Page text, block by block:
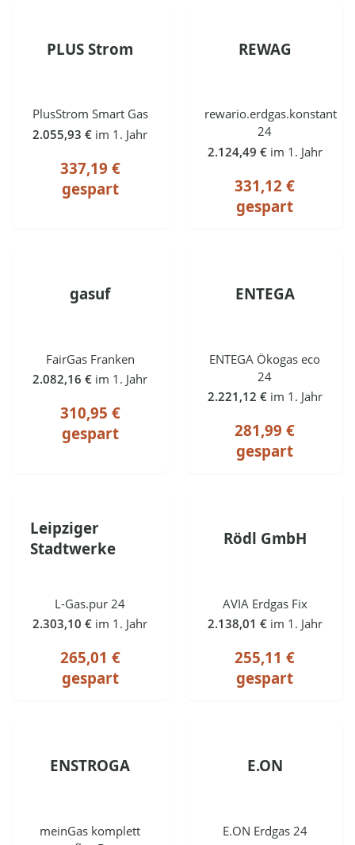
PLUS Strom
PlusStrom Smart Gas
2.055,93 € im 1. Jahr
337,19 €
gespart
REWAG
rewario.erdgas.konstant
24
2.124,49 € im 1. Jahr
331,12 €
gespart
gasuf
FairGas Franken
2.082,16 € im 1. Jahr
310,95 €
gespart
ENTEGA
ENTEGA Ökogas eco
24
2.221,12 € im 1. Jahr
281,99 €
gespart
Leipziger
Stadtwerke
L-Gas.pur 24
2.303,10 € im 1. Jahr
265,01 €
gespart
Rödl GmbH
AVIA Erdgas Fix
2.138,01 € im 1. Jahr
255,11 €
gespart
ENSTROGA
meinGas komplett
E.ON
E.ON Erdgas 24